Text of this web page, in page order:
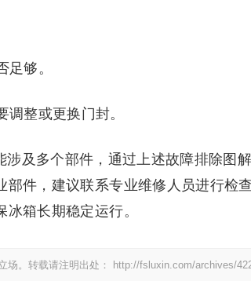
足够。
调整或更换门封。
涉及多个部件，通过上述故障排除图
部件，建议联系专业维修人员进行检
箱长期稳定运行。
场。转载请注明出处： http://fsluxin.com/archives/